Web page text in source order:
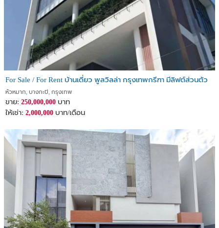
For Sale / For Rent บ้านเดี่ยว พูลวิลล่า กรุงเทพกรีฑา มีลิฟต์ส่วนตัว
หัวหมาก, บางกะปิ, กรุงเทพ
ขาย: 250,000,000 บาท
ให้เช่า: 2,000,000 บาท/เดือน